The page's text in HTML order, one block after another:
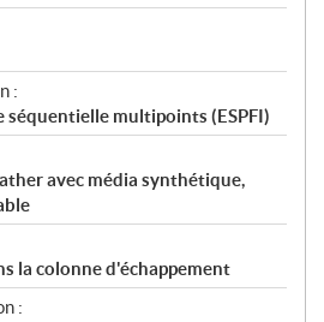
:
multipoints (ESPFI)
avec média synthétique,
la colonne d'échappement
: